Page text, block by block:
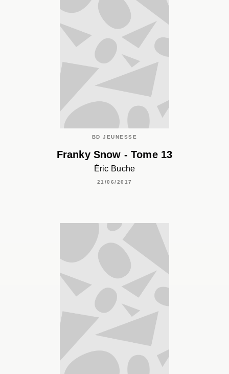
BD JEUNESSE
Franky Snow - Tome 13
Éric Buche
21/06/2017